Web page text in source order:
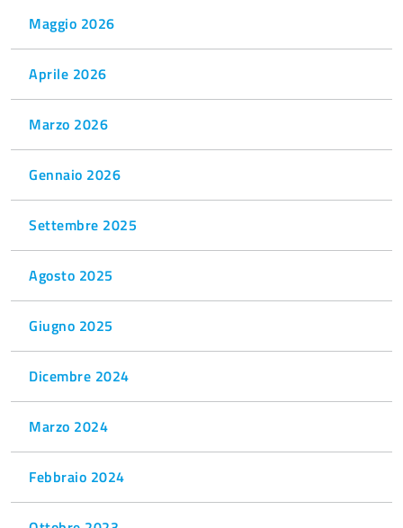
Maggio 2026
Aprile 2026
Marzo 2026
Gennaio 2026
Settembre 2025
Agosto 2025
Giugno 2025
Dicembre 2024
Marzo 2024
Febbraio 2024